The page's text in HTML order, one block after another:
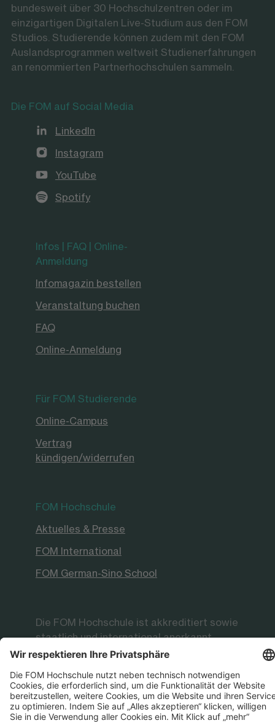
bundesweit über 30 Hochschulzentren oder im
einzigartigen Digitalen Live-Studium aus den FOM
Studios. Studierende können zudem mit den FOM
Auslandsprogrammen weltweit Studienerfahrungen
an renommierten Partnerhochschulen sammeln.
Die FOM auf Social Media
LinkedIn
Instagram
YouTube
Spotify
Infos | FAQ | Online-
Anmeldung
Infomagazin bestellen
Veranstaltung buchen
FAQ
Online-Anmeldung
Für FOM Studierende
Online-Campus
Vertrag
kündigen/widerrufen
FOM Hochschule
Aktuelles & Presse
FOM International
FOM German-Sino School
Die FOM Hochschule ist akkreditiert sowie
staatlich und international anerkannt